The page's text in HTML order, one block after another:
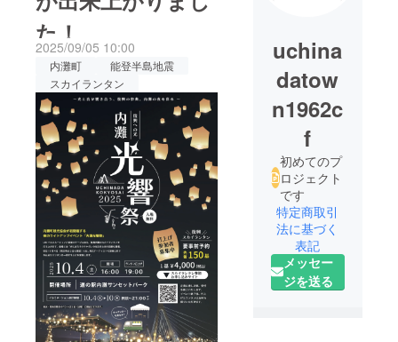
た！
2025/09/05 10:00
内灘町
能登半島地震
スカイランタン
uchina
datow
n1962c
f
初めてのプ
ロジェクト
です
特定商取引
法に基づく
表記
メッセー
ジを送る